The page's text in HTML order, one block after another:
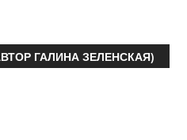
ГАЛИНА ЗЕЛЕНСКАЯ)